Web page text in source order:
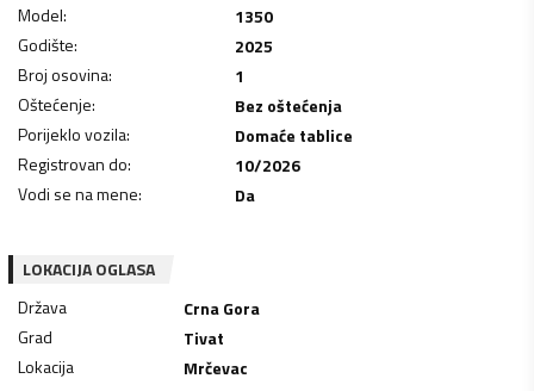
Model:
1350
Godište:
2025
Broj osovina:
1
Oštećenje:
Bez oštećenja
Porijeklo vozila:
Domaće tablice
Registrovan do:
10/2026
Vodi se na mene: Da
LOKACIJA OGLASA
Država
Crna Gora
Grad
Tivat
Lokacija
Mrčevac